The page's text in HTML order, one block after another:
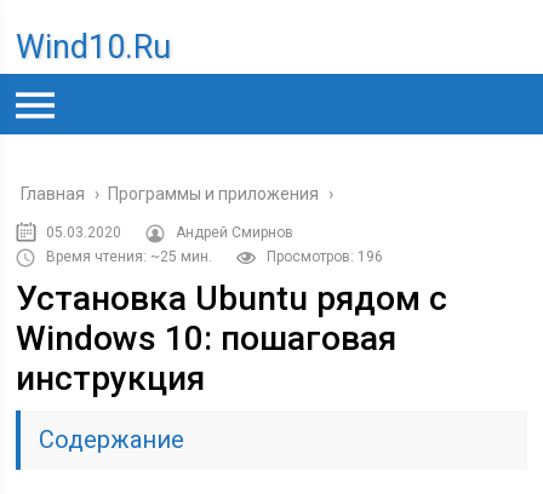
Wind10.ru
Главная › Программы и приложения ›
05.03.2020
Андрей Смирнов
Время чтения: ~25 мин.
Просмотров: 196
Установка Ubuntu рядом с
Windows 10: пошаговая
инструкция
Содержание